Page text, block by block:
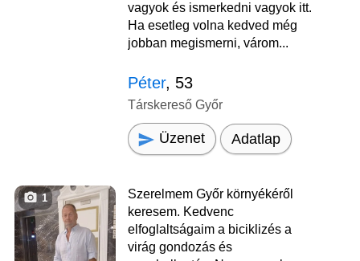
vagyok és ismerkedni vagyok itt.
Ha esetleg volna kedved még
jobban megismerni, várom...
Péter, 53
Társkereső Győr
Üzenet Adatlap
1
Szerelmem Győr környékéről
keresem. Kedvenc
elfoglaltságaim a biciklizés a
virág gondozás és